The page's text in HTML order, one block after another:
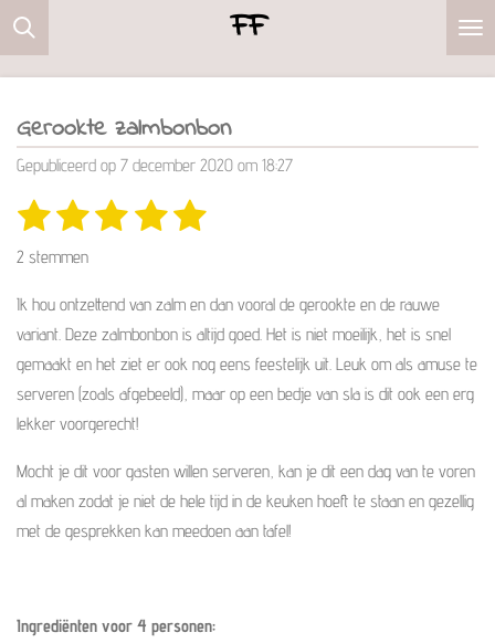
Ga
direct
hoofdinhoud
FF
Gerookte zalmbonbon
Gepubliceerd op 7 december 2020 om 18:27
R
i
n
g
5
t
e
r
n
1
s
e
r
2
s
e
r
r
e
n
3
e
r
r
e
n
4
e
r
r
e
n
5
e
r
r
n
S
e
n
2 stemmen
Ik hou ontzettend van zalm en dan vooral de gerookte en de rauwe
variant. Deze zalmbonbon is altijd goed. Het is niet moeilijk, het is snel
gemaakt en het ziet er ook nog eens feestelijk uit. Leuk om als amuse te
serveren (zoals afgebeeld), maar op een bedje van sla is dit ook een erg
lekker voorgerecht!
Mocht je dit voor gasten willen serveren, kan je dit een dag van te voren
al maken zodat je niet de hele tijd in de keuken hoeft te staan en gezellig
met de gesprekken kan meedoen aan tafel!
Ingrediënten voor 4 personen: